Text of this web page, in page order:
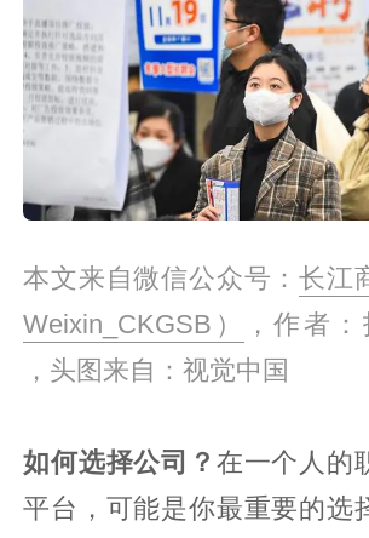
本文来自微信公众号：长江
Weixin_CKGSB）
，作者
，头图来自：视觉中国
如何选择公司？ 在一个人的
平台，可能是你最重要的选